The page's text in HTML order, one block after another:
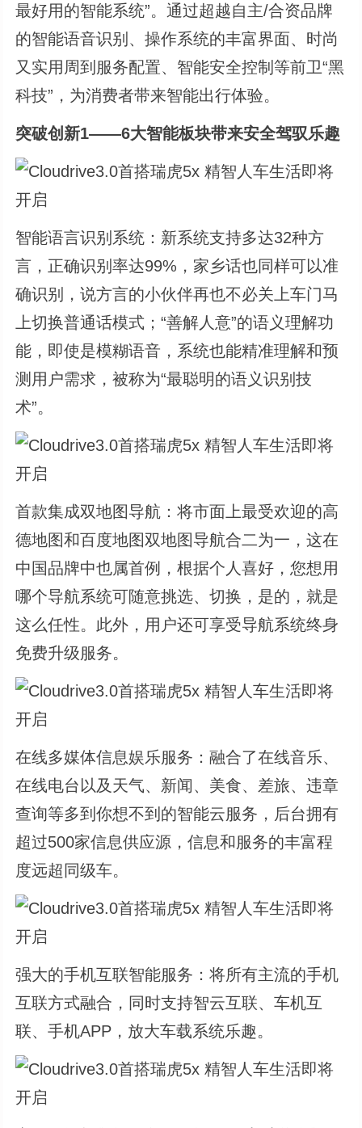
最好用的智能系统”。通过超越自主/合资品牌
的智能语音识别、操作系统的丰富界面、时尚
又实用周到服务配置、智能安全控制等前卫“黑
科技”，为消费者带来智能出行体验。
突破创新1——6大智能板块带来安全驾驭乐趣
智能语言识别系统：新系统支持多达32种方
言，正确识别率达99%，家乡话也同样可以准
确识别，说方言的小伙伴再也不必关上车门马
上切换普通话模式；“善解人意”的语义理解功
能，即使是模糊语音，系统也能精准理解和预
测用户需求，被称为“最聪明的语义识别技
术”。
首款集成双地图导航：将市面上最受欢迎的高
德地图和百度地图双地图导航合二为一，这在
中国品牌中也属首例，根据个人喜好，您想用
哪个导航系统可随意挑选、切换，是的，就是
这么任性。此外，用户还可享受导航系统终身
免费升级服务。
在线多媒体信息娱乐服务：融合了在线音乐、
在线电台以及天气、新闻、美食、差旅、违章
查询等多到你想不到的智能云服务，后台拥有
超过500家信息供应源，信息和服务的丰富程
度远超同级车。
强大的手机互联智能服务：将所有主流的手机
互联方式融合，同时支持智云互联、车机互
联、手机APP，放大车载系统乐趣。